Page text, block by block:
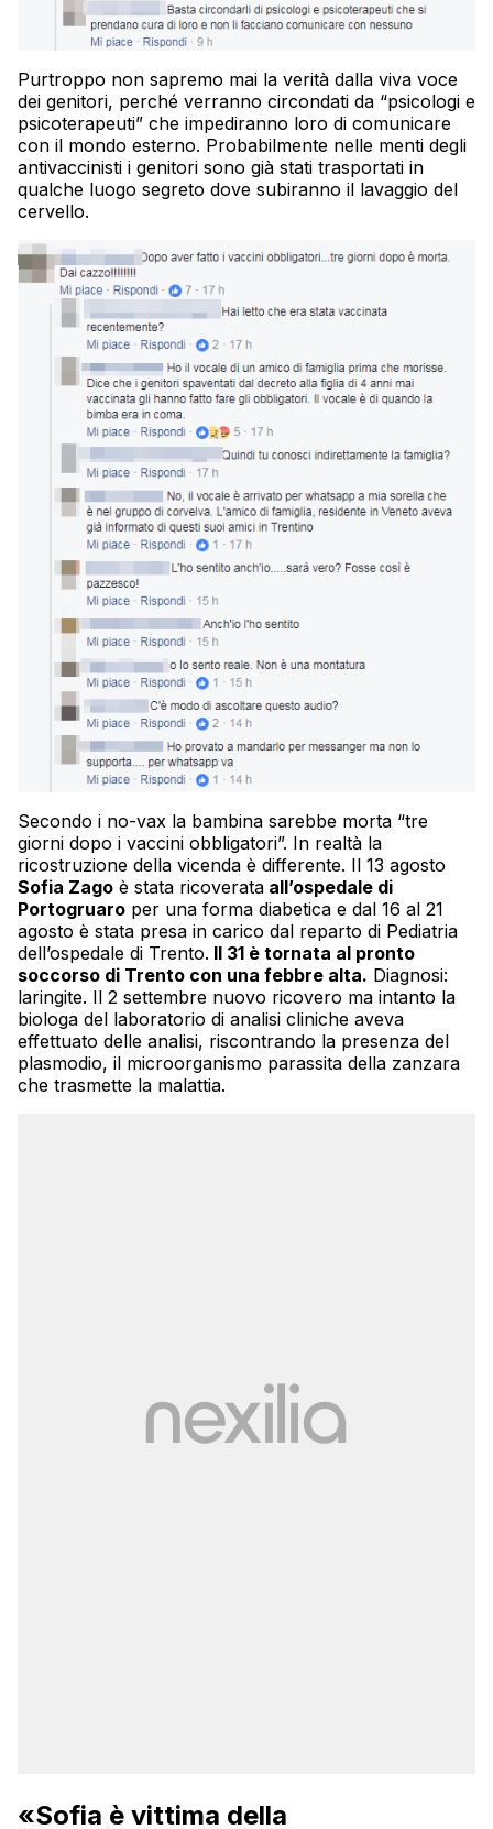
Purtroppo non sapremo mai la verità dalla viva voce
dei genitori, perché verranno circondati da “psicologi e
psicoterapeuti” che impediranno loro di comunicare
con il mondo esterno. Probabilmente nelle menti degli
antivaccinisti i genitori sono già stati trasportati in
qualche luogo segreto dove subiranno il lavaggio del
cervello.
Secondo i no-vax la bambina sarebbe morta “tre
giorni dopo i vaccini obbligatori”. In realtà la
ricostruzione della vicenda è differente. Il 13 agosto
Sofia Zago è stata ricoverata all’ospedale di
Portogruaro per una forma diabetica e dal 16 al 21
agosto è stata presa in carico dal reparto di Pediatria
dell’ospedale di Trento. Il 31 è tornata al pronto
soccorso di Trento con una febbre alta. Diagnosi:
laringite. Il 2 settembre nuovo ricovero ma intanto la
biologa del laboratorio di analisi cliniche aveva
effettuato delle analisi, riscontrando la presenza del
plasmodio, il microorganismo parassita della zanzara
che trasmette la malattia.
«Sofia è vittima della